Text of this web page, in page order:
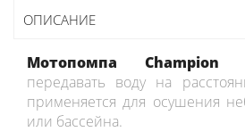
ОПИСАНИЕ
Мотопомпа Champion
передавать воду на
применяется для осушения
или бассейна.